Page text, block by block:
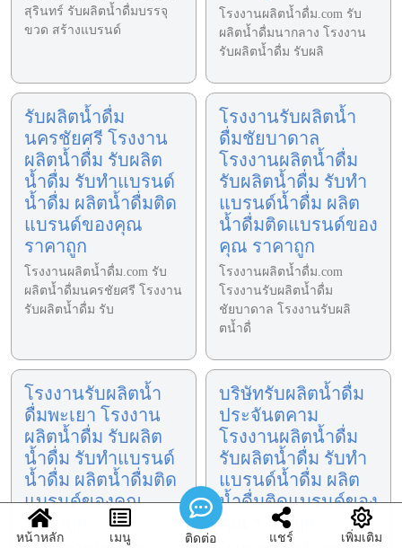
สุรินทร์ รับผลิตน้ำดื่มบรรจุ
ขวด สร้างแบรนด์
โรงงานผลิตน้ำดื่ม.com รับ
ผลิตน้ำดื่มนากลาง โรงงาน
รับผลิตน้ำดื่ม รับผลิ
รับผลิตน้ำดื่ม
นครชัยศรี โรงงาน
ผลิตน้ำดื่ม รับผลิต
น้ำดื่ม รับทำแบรนด์
น้ำดื่ม ผลิตน้ำดื่มติด
แบรนด์ของคุณ
ราคาถูก
โรงงานผลิตน้ำดื่ม.com รับ
ผลิตน้ำดื่มนครชัยศรี โรงงาน
รับผลิตน้ำดื่ม รับ
โรงงานรับผลิตน้ำ
ดื่มชัยบาดาล
โรงงานผลิตน้ำดื่ม
รับผลิตน้ำดื่ม รับทำ
แบรนด์น้ำดื่ม ผลิต
น้ำดื่มติดแบรนด์ของ
คุณ ราคาถูก
โรงงานผลิตน้ำดื่ม.com
โรงงานรับผลิตน้ำดื่ม
ชัยบาดาล โรงงานรับผลิ
ตน้ำดื่
โรงงานรับผลิตน้ำ
ดื่มพะเยา โรงงาน
ผลิตน้ำดื่ม รับผลิต
น้ำดื่ม รับทำแบรนด์
น้ำดื่ม ผลิตน้ำดื่มติด
แบรนด์ของคุณ
ราคาถูก
บริษัทรับผลิตน้ำดื่ม
ประจันตคาม
โรงงานผลิตน้ำดื่ม
รับผลิตน้ำดื่ม รับทำ
แบรนด์น้ำดื่ม ผลิต
น้ำดื่มติดแบรนด์ของ
คุณ ราคาถูก
หน้าหลัก เมนู ติดต่อ แชร์ เพิ่มเติม